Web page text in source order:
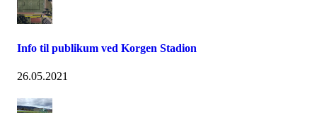
Info til publikum ved Korgen Stadion
26.05.2021